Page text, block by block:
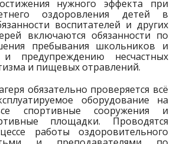
нужного эффекта при
оздоровления детей в
воспитателей и других
включаются обязанности по
пребывания школьников и
предупреждению несчастных
и пищевых отравлений.
обязательно проверяется всё
оборудование на
спортивные сооружения и
площадки. Проводятся
работы оздоровительного